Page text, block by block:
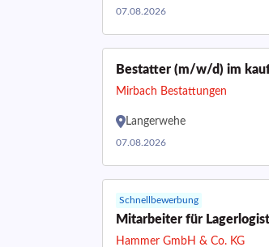
07.08.2026
Bestatter (m/w/d) im
Mirbach Bestattungen
Langerwehe
07.08.2026
Schnellbewerbung
Mitarbeiter für
Hammer GmbH & Co. KG